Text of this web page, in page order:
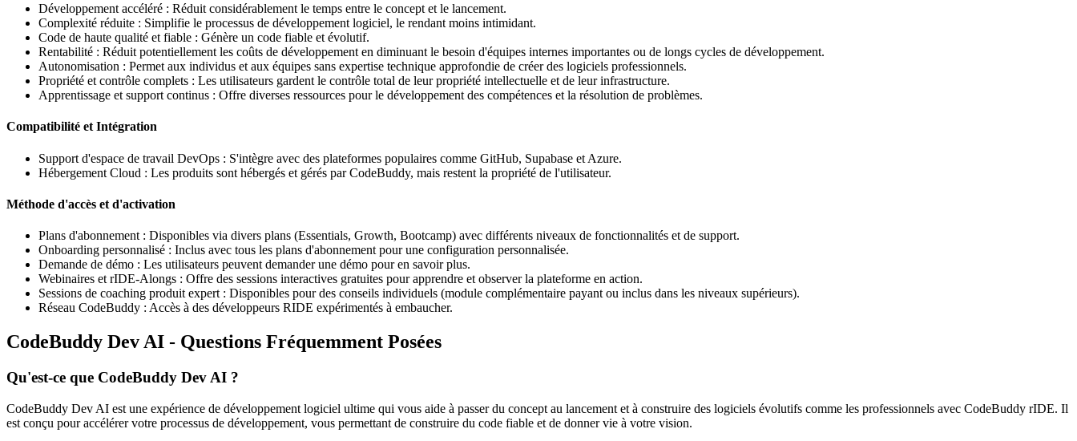
Développement accéléré : Réduit considérablement le temps entre le concept et le lancement.
Complexité réduite : Simplifie le processus de développement logiciel, le rendant moins intimidant.
Code de haute qualité et fiable : Génère un code fiable et évolutif.
Rentabilité : Réduit potentiellement les coûts de développement en diminuant le besoin d'équipes internes importantes ou de longs cycles de développement.
Autonomisation : Permet aux individus et aux équipes sans expertise technique approfondie de créer des logiciels professionnels.
Propriété et contrôle complets : Les utilisateurs gardent le contrôle total de leur propriété intellectuelle et de leur infrastructure.
Apprentissage et support continus : Offre diverses ressources pour le développement des compétences et la résolution de problèmes.
Compatibilité et Intégration
Support d'espace de travail DevOps : S'intègre avec des plateformes populaires comme GitHub, Supabase et Azure.
Hébergement Cloud : Les produits sont hébergés et gérés par CodeBuddy, mais restent la propriété de l'utilisateur.
Méthode d'accès et d'activation
Plans d'abonnement : Disponibles via divers plans (Essentials, Growth, Bootcamp) avec différents niveaux de fonctionnalités et de support.
Onboarding personnalisé : Inclus avec tous les plans d'abonnement pour une configuration personnalisée.
Demande de démo : Les utilisateurs peuvent demander une démo pour en savoir plus.
Webinaires et rIDE-Alongs : Offre des sessions interactives gratuites pour apprendre et observer la plateforme en action.
Sessions de coaching produit expert : Disponibles pour des conseils individuels (module complémentaire payant ou inclus dans les niveaux supérieurs).
Réseau CodeBuddy : Accès à des développeurs RIDE expérimentés à embaucher.
CodeBuddy Dev AI - Questions Fréquemment Posées
Qu'est-ce que CodeBuddy Dev AI ?
CodeBuddy Dev AI est une expérience de développement logiciel ultime qui vous aide à passer du concept au lancement et à construire des logiciels évolutifs comme les professionnels avec CodeBuddy rIDE. Il
est conçu pour accélérer votre processus de développement, vous permettant de construire du code fiable et de donner vie à votre vision.